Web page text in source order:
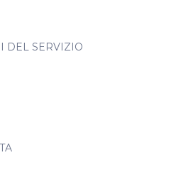
DEL SERVIZIO